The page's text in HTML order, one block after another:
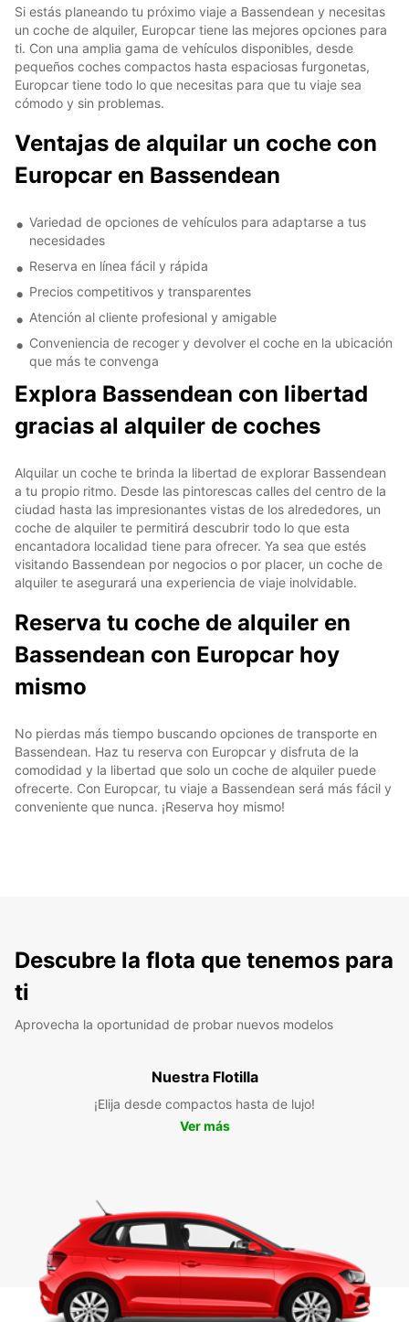
Si estás planeando tu próximo viaje a Bassendean y necesitas
un coche de alquiler, Europcar tiene las mejores opciones para
ti. Con una amplia gama de vehículos disponibles, desde
pequeños coches compactos hasta espaciosas furgonetas,
Europcar tiene todo lo que necesitas para que tu viaje sea
cómodo y sin problemas.
Ventajas de alquilar un coche con
Europcar en Bassendean
Variedad de opciones de vehículos para adaptarse a tus
necesidades
Reserva en línea fácil y rápida
Precios competitivos y transparentes
Atención al cliente profesional y amigable
Conveniencia de recoger y devolver el coche en la ubicación
que más te convenga
Explora Bassendean con libertad
gracias al alquiler de coches
Alquilar un coche te brinda la libertad de explorar Bassendean
a tu propio ritmo. Desde las pintorescas calles del centro de la
ciudad hasta las impresionantes vistas de los alrededores, un
coche de alquiler te permitirá descubrir todo lo que esta
encantadora localidad tiene para ofrecer. Ya sea que estés
visitando Bassendean por negocios o por placer, un coche de
alquiler te asegurará una experiencia de viaje inolvidable.
Reserva tu coche de alquiler en
Bassendean con Europcar hoy
mismo
No pierdas más tiempo buscando opciones de transporte en
Bassendean. Haz tu reserva con Europcar y disfruta de la
comodidad y la libertad que solo un coche de alquiler puede
ofrecerte. Con Europcar, tu viaje a Bassendean será más fácil y
conveniente que nunca. ¡Reserva hoy mismo!
Descubre la flota que tenemos para
ti
Aprovecha la oportunidad de probar nuevos modelos
Nuestra Flotilla
¡Elija desde compactos hasta de lujo!
Ver más